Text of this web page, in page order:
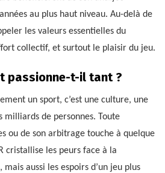
au plus haut niveau. Au-delà de
les valeurs essentielles du
collectif, et surtout le plaisir du jeu.
passionne-t-il tant ?
un sport, c’est une culture, une
milliards de personnes. Toute
ou de son arbitrage touche à quelque
cristallise les peurs face à la
aussi les espoirs d’un jeu plus